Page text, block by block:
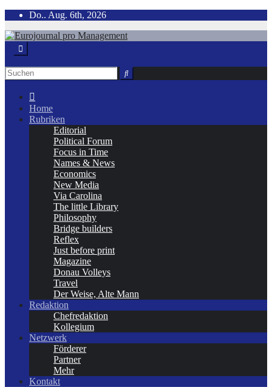
Zum
springen
Do.. Aug. 6th, 2026
Home
Rubriken
Editorial
Political Forum
Focus in Time
Names & News
Economics
New Media
Via Carolina
The little Library
Philosophy
Bridge builders
Reflex
Just before print
Magazine
Donau Volleys
Travel
Der Weise, Alte Mann
Redaktion
Chefredaktion
Kollegium
Netzwerk
Förderer
Partner
Mehr
Kontakt